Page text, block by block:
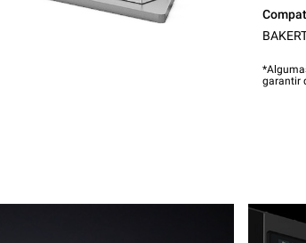
garantir